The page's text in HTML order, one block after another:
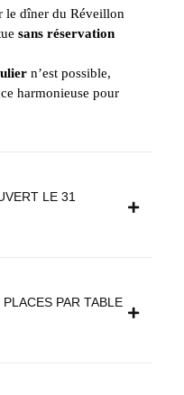
le dîner du Réveillon
sans réservation
n’est possible,
harmonieuse pour
LE 31
PAR TABLE